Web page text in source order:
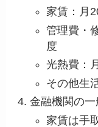
家賃：月
管理費・
度
光熱費：
その他生
金融機関の一
家賃は手